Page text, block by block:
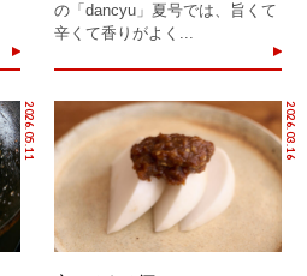
の「dancyu」夏号では、旨くて
辛くて香りがよく...
2026.05.11 2026.03.16